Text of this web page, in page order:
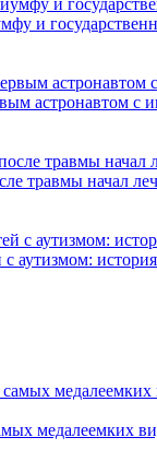
и
астронавтом с
травмы начал
с аутизмом:
медалеемких